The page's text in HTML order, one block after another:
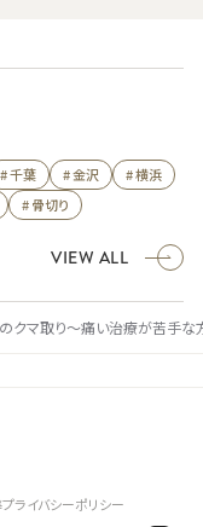
# 千葉 # 金沢
# 横浜
# 骨切り
VIEW ALL
クマ取り～痛い治療が苦手
プライバシーポリシー